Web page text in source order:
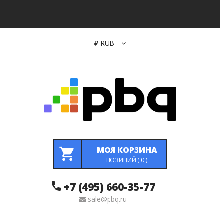
₽ RUB
МОЯ КОРЗИНА
ПОЗИЦИЙ ( 0)
+7 (495) 660-35-77
sale@pbq.ru